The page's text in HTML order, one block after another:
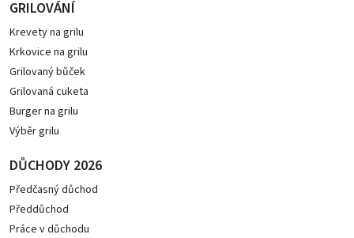
GRILOVÁNÍ
Krevety na grilu
Krkovice na grilu
Grilovaný bůček
Grilovaná cuketa
Burger na grilu
Výběr grilu
DŮCHODY 2026
Předčasný důchod
Předdůchod
Práce v důchodu